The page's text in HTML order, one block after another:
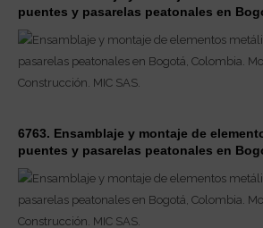
puentes y pasarelas peatonales en
6763. Ensamblaje y montaje de
puentes y pasarelas peatonales en